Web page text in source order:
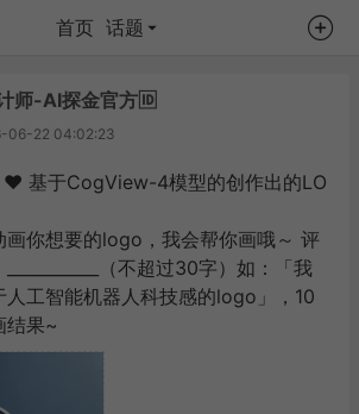
首页 话题
师-AI探金官方🆔
06-22 04:02:23
❤️ 基于CogView-4模型的创作出的LO
画你想要的logo，我会帮你画哦～ 评
（不超过30字）如：「我
人工智能机器人科技感的logo」，10
结果~